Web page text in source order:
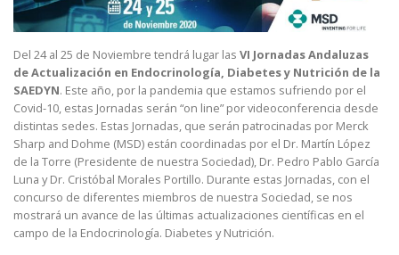
Del 24 al 25 de Noviembre tendrá lugar las VI Jornadas Andaluzas
de Actualización en Endocrinología, Diabetes y Nutrición de la
SAEDYN. Este año, por la pandemia que estamos sufriendo por el
Covid-10, estas Jornadas serán “on line” por videoconferencia desde
distintas sedes. Estas Jornadas, que serán patrocinadas por Merck
Sharp and Dohme (MSD) están coordinadas por el Dr. Martín López
de la Torre (Presidente de nuestra Sociedad), Dr. Pedro Pablo García
Luna y Dr. Cristóbal Morales Portillo. Durante estas Jornadas, con el
concurso de diferentes miembros de nuestra Sociedad, se nos
mostrará un avance de las últimas actualizaciones científicas en el
campo de la Endocrinología. Diabetes y Nutrición.